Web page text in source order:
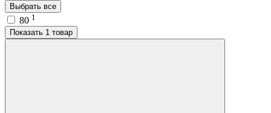
Выбрать все
80 1
Показать 1 товар